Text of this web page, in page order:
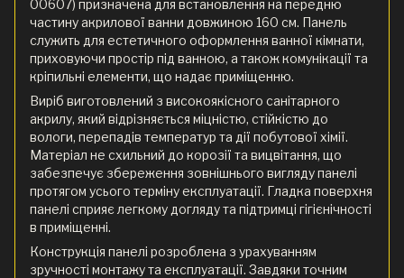
00607) призначена для встановлення на передню
частину акрилової ванни довжиною 160 см. Панель
служить для естетичного оформлення ванної кімнати,
приховуючи простір під ванною, а також комунікації та
кріпильні елементи, що надає приміщенню.
Виріб виготовлений з високоякісного санітарного
акрилу, який відрізняється міцністю, стійкістю до
вологи, перепадів температур та дії побутової хімії.
Матеріал не схильний до корозії та вицвітання, що
забезпечує збереження зовнішнього вигляду панелі
протягом усього терміну експлуатації. Гладка поверхня
панелі сприяє легкому догляду та підтримці гігієнічності
в приміщенні.
Конструкція панелі розроблена з урахуванням
зручності монтажу та експлуатації. Завдяки точним